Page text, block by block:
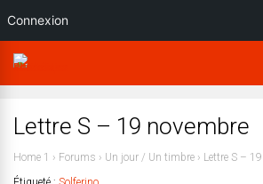
Lettre S – 19 novembre
Home 1 › Forums › Un jour / Un timbre › Lettre S –
Connexion